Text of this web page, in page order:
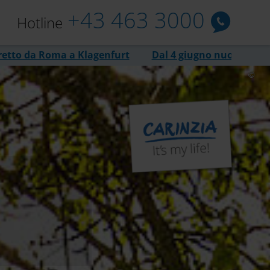
Hotline +43 463 3000
diretto da Roma a Klagenfurt Dal 4